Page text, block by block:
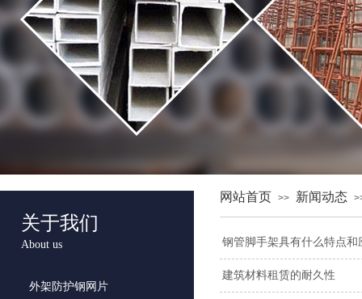
网站首页 >> 新闻动态
外架防护钢网片
关于我们
About us 钢管脚手架具有什么特点和
建筑材料租赁的耐久性